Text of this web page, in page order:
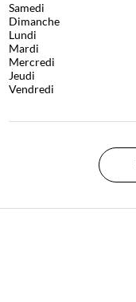
Samedi
Dimanche
Lundi
Mardi
Mercredi
Jeudi
Vendredi